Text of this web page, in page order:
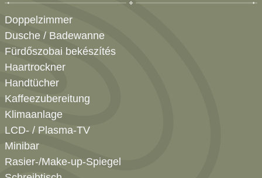
Doppelzimmer
Dusche / Badewanne
Fürdőszobai bekészítés
Haartrockner
Handtücher
Kaffeezubereitung
Klimaanlage
LCD- / Plasma-TV
Minibar
Rasier-/Make-up-Spiegel